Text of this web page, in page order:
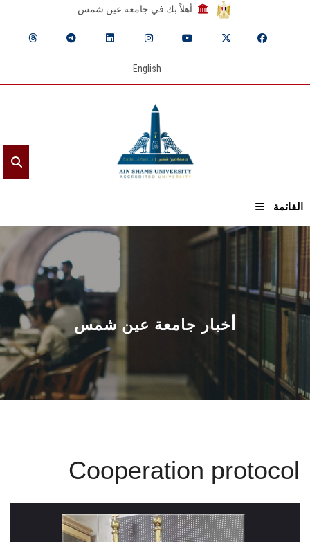
أهلاً بك في جامعة عين شمس
English
القائمة
الرئيسيـة
عن الجامعة
القطاعـات
الشئون الأكاديمية
البحث العلمي
المراكز والوحدات
الأنظمة الذكية
أخبار جامعة عين شمس
Cooperation protocol